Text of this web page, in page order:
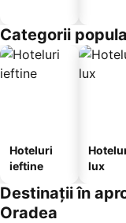
Categorii
Hoteluri
ieftine
lux
Destinații în
Oradea